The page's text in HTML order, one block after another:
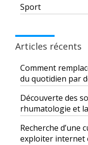
Sport
Articles récents
Comment
du quotidien par
Découverte des
rhumatologie et
Recherche d’une
exploiter internet